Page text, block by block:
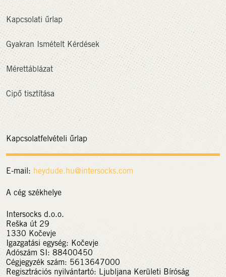
Kapcsolati űrlap
Gyakran Ismételt Kérdések
Mérettáblázat
Cipő tisztítása
Kapcsolatfelvételi űrlap
E-mail: heydude.hu@intersocks.com
A cég székhelye
Intersocks d.o.o.
Reška út 29
1330 Kočevje
Igazgatási egység: Kočevje
Adószám SI: 88400450
Cégjegyzék szám: 5613647000
Regisztrációs nyilvántartó: Ljubljana Kerületi Bíróság